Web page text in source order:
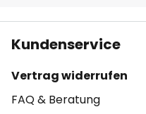
Kundenservice
Vertrag widerrufen
FAQ & Beratung